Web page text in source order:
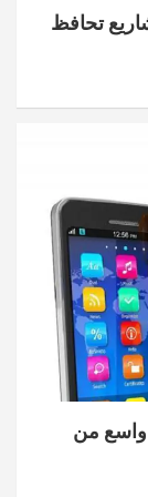
تحافظ
واسع من